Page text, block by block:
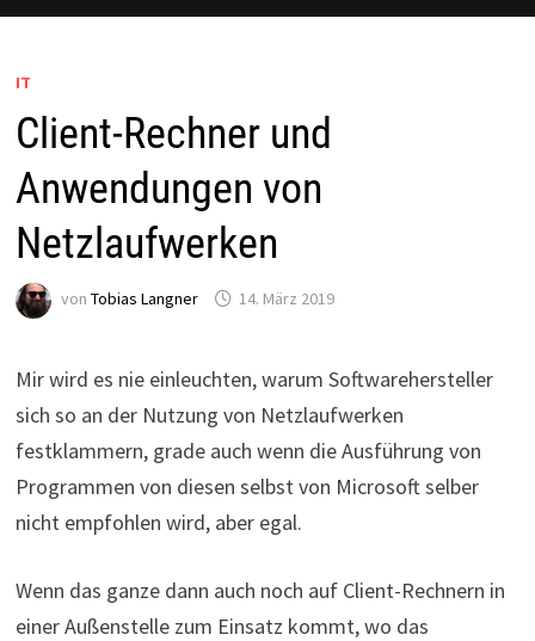
IT
Client-Rechner und
Anwendungen von
Netzlaufwerken
von Tobias Langner 14. März 2019
Mir wird es nie einleuchten, warum Softwarehersteller
sich so an der Nutzung von Netzlaufwerken
festklammern, grade auch wenn die Ausführung von
Programmen von diesen selbst von Microsoft selber
nicht empfohlen wird, aber egal.
Wenn das ganze dann auch noch auf Client-Rechnern in
einer Außenstelle zum Einsatz kommt, wo das